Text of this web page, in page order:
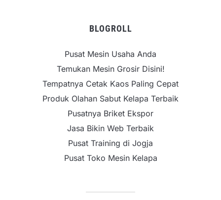
BLOGROLL
Pusat Mesin Usaha Anda
Temukan Mesin Grosir Disini!
Tempatnya Cetak Kaos Paling Cepat
Produk Olahan Sabut Kelapa Terbaik
Pusatnya Briket Ekspor
Jasa Bikin Web Terbaik
Pusat Training di Jogja
Pusat Toko Mesin Kelapa